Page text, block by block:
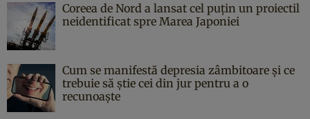
Coreea de Nord a lansat cel puțin un proiectil
neidentificat spre Marea Japoniei
Cum se manifestă depresia zâmbitoare și ce
trebuie să știe cei din jur pentru a o
recunoaște